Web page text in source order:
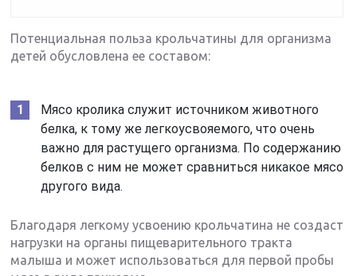
Потенциальная польза крольчатины для организма
детей обусловлена ее составом:
Мясо кролика служит источником животного
белка, к тому же легкоусвояемого, что очень
важно для растущего организма. По содержанию
белков с ним не может сравниться никакое мясо
другого вида.
Благодаря легкому усвоению крольчатина не создаст
нагрузки на органы пищеварительного тракта
малыша и может использоваться для первой пробы